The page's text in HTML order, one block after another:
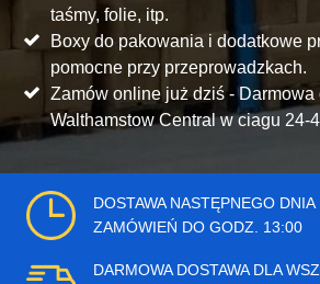
taśmy, folie, itp.
Boxy do pakowania i dodatkowe
pomocne przy przeprowadzkach.
Zamów online już dziś -
Walthamstow Central w ciagu 24-
DOSTAWA NASTĘPNEGO
ZAMÓWIEŃ DO GODZ. 13:00
DARMOWA DOSTAWA DLA